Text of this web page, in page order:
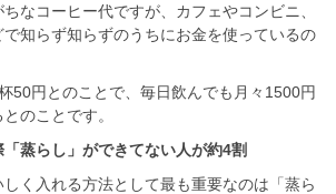
なコーヒー代ですが、カフェやコンビニ、
知らず知らずのうちにお金を使っているの
50円とのことで、毎日飲んでも月々1500円
のことです。
「蒸らし」ができてない人が約4割
く入れる方法として最も重要なのは「蒸ら